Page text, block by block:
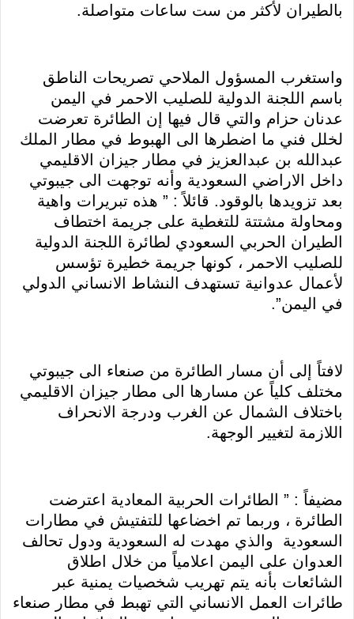
بالطيران لأكثر من ست ساعات متواصلة.
واستغرب المسؤول الملاحي تصريحات الناطق
باسم اللجنة الدولية للصليب الاحمر في اليمن
عدنان حزام والتي قال فيها إن الطائرة تعرضت
لخلل فني ما اضطرها الى الهبوط في مطار الملك
عبدالله بن عبدالعزيز في مطار جيزان الاقليمي
داخل الاراضي السعودية وأنه توجهت الى جيبوتي
بعد تزويدها بالوقود. قائلاً : ” هذه تبريرات واهية
ومحاولة مشتتة للتغطية على جريمة اختطاف
الطيران الحربي السعودي لطائرة اللجنة الدولية
للصليب الاحمر ، كونها جريمة خطيرة تؤسس
لأعمال عدوانية تستهدف النشاط الانساني الدولي
في اليمن”.
لافتاً إلى أن مسار الطائرة من صنعاء الى جيبوتي
مختلف كلياً عن مسارها الى مطار جيزان الاقليمي
باختلاف الشمال عن الغرب ودرجة الانحراف
اللازمة لتغيير الوجهة.
مضيفاً : ” الطائرات الحربية المعادية اعترضت
الطائرة ، وربما تم اخضاعها للتفتيش في مطارات
السعودية والذي مهدت له السعودية ودول تحالف
العدوان على اليمن اعلامياً من خلال اطلاق
الشائعات بأنه يتم تهريب شخصيات يمنية عبر
طائرات العمل الانساني التي تهبط في مطار صنعاء